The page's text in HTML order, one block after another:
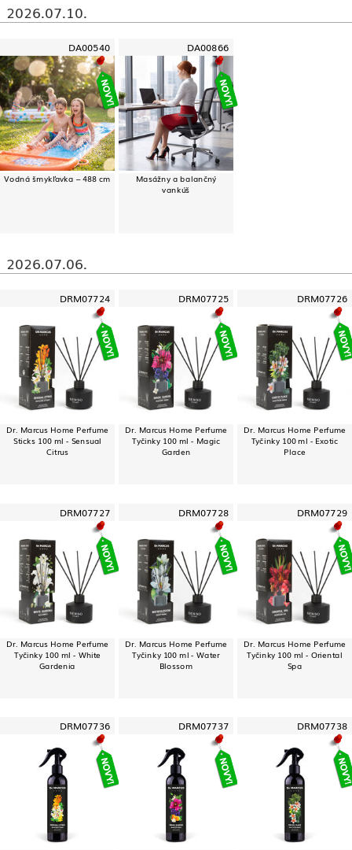
2026.07.10.
DA00540
Vodná šmykľavka – 488 cm
DA00866
Masážny a balančný
vankúš
2026.07.06.
DRM07724
Dr. Marcus Home Perfume
Sticks 100 ml - Sensual
Citrus
DRM07725
Dr. Marcus Home Perfume
Tyčinky 100 ml - Magic
Garden
DRM07726
Dr. Marcus Home Perfume
Tyčinky 100 ml - Exotic
Place
DRM07727
Dr. Marcus Home Perfume
Tyčinky 100 ml - White
Gardenia
DRM07728
Dr. Marcus Home Perfume
Tyčinky 100 ml - Water
Blossom
DRM07729
Dr. Marcus Home Perfume
Tyčinky 100 ml - Oriental
Spa
DRM07736 DRM07737 DRM07738